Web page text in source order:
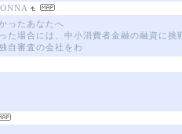
ったあなたへ
た場合には、中小消費者金融の融資に挑
自審査の会社をわ